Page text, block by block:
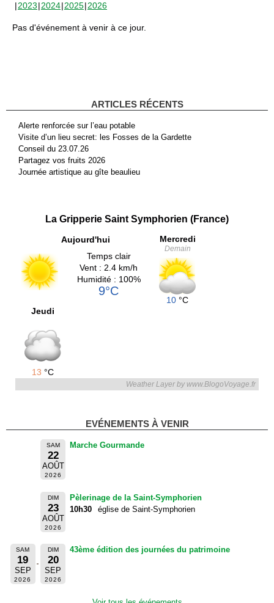
2023 2024 2025 2026
Pas d'événement à venir à ce jour.
ARTICLES RÉCENTS
Alerte renforcée sur l’eau potable
Visite d’un lieu secret: les Fosses de la Gardette
Conseil du 23.07.26
Partagez vos fruits 2026
Journée artistique au gîte beaulieu
La Gripperie Saint Symphorien (France)
Aujourd'hui
Temps clair
Vent : 2.4 km/h
Humidité : 100%
9°C
Mercredi
Demain
10 °C
Jeudi
13 °C
Weather Layer by www.BlogoVoyage.fr
EVÉNEMENTS À VENIR
SAM
22
AOÛT
2026
Marche Gourmande
DIM
23
AOÛT
2026
Pèlerinage de la Saint-Symphorien
10h30
église de Saint-Symphorien
SAM
19
SEP
2026
DIM
20
SEP
2026
43ème édition des journées du patrimoine